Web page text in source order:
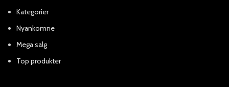
Kategorier
Nyankomne
Mega salg
Top produkter